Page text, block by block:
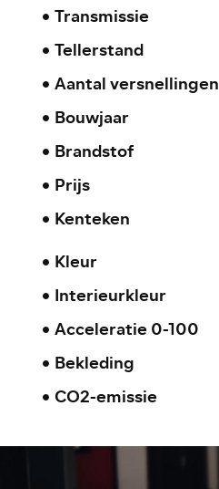
Transmissie
Tellerstand
Aantal versnellingen
Bouwjaar
Brandstof
Prijs
Kenteken
Kleur
Interieurkleur
Acceleratie 0-100
Bekleding
CO2-emissie